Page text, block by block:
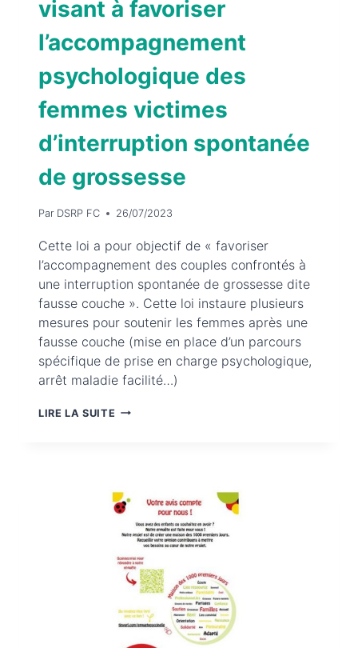
visant à favoriser
l’accompagnement
psychologique des
femmes victimes
d’interruption spontanée
de grossesse
Par DSRP FC 26/07/2023
Cette loi a pour objectif de « favoriser
l’accompagnement des couples confrontés à
une interruption spontanée de grossesse dite
fausse couche ». Cette loi instaure plusieurs
mesures pour soutenir les femmes après une
fausse couche (mise en place d’un parcours
spécifique de prise en charge psychologique,
arrêt maladie facilité…)
LIRE LA SUITE LOI
VISANT
FAVORISER
L’ACCOMPAGNEMENT
PSYCHOLOGIQUE
FEMMES
VICTIMES